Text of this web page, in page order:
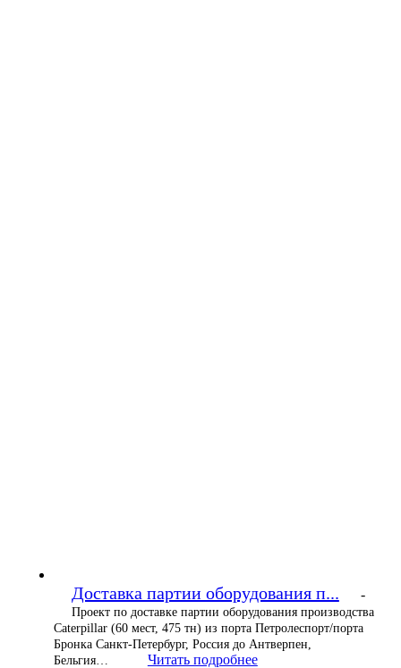
Доставка партии оборудования п... -
Проект по доставке партии оборудования производства
Caterpillar (60 мест, 475 тн) из порта Петролеспорт/порта
Бронка Санкт-Петербург, Россия до Антверпен,
Бельгия…
Читать подробнее